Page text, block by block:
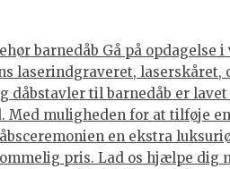
barnedåb Gå på
laserindgraveret, laserskåret,
dåbstavler til barnedåb er
Med muligheden for at tilføje
en ekstra
pris. Lad os hjælpe dig